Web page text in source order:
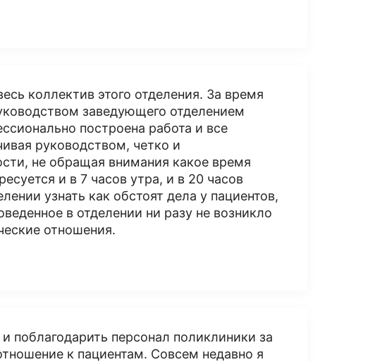
коллектив этого отделения. За время
заведующего отделением
построена работа и все
руководством, четко и
не обращая внимания какое время
и в 7 часов утра, и в 20 часов
узнать как обстоят дела у пациентов,
в отделении ни разу не возникло
отношения.
поблагодарить персонал поликлиники за
к пациентам. Совсем недавно я